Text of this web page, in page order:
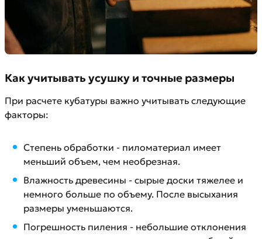
Как учитывать усушку и точные размеры
При расчете кубатуры важно учитывать следующие
факторы:
Степень обработки - пиломатериал имеет
меньший объем, чем необрезная.
Влажность древесины - сырые доски тяжелее и
немного больше по объему. После высыхания
размеры уменьшаются.
Погрешность пиления - небольшие отклонения